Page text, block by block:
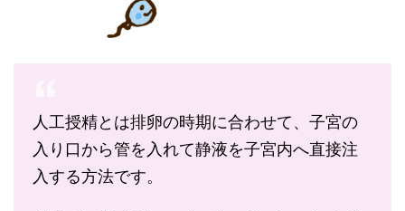
人工授精とは排卵の時期に合わせて、子宮の
入り口から管を入れて静液を子宮内へ直接注
入する方法です。